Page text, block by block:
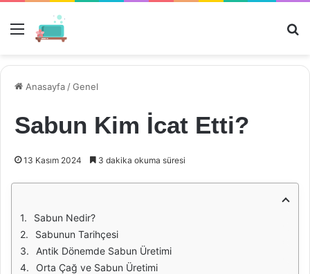
Menü
Anasayfa /Genel
Sabun Kim İcat Etti?
13 Kasım 2024 3 dakika okuma süresi
Sabun Nedir?
Sabunun Tarihçesi
Antik Dönemde Sabun Üretimi
Orta Çağ ve Sabun Üretimi